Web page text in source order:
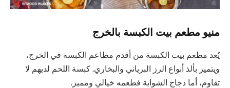
منيو مطعم بيت الكبسة بالخرج
يُعد مطعم بيت الكبسة من أقدم مطاعم الكبسة في الخرج،
ويتميز بألذ أنواع الرز البرياني والبخاري. كبسة اللحم لديهم لا
تقاوم، أما دجاج الشواية فطعمه خيالي ومميز.